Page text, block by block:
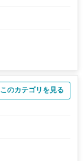
このカテゴリを見る